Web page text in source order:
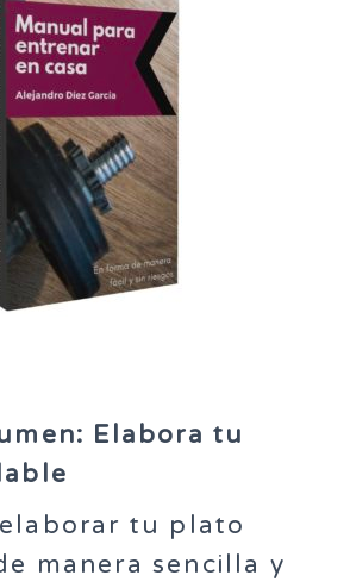
Elabora tu
tu plato
manera sencilla y